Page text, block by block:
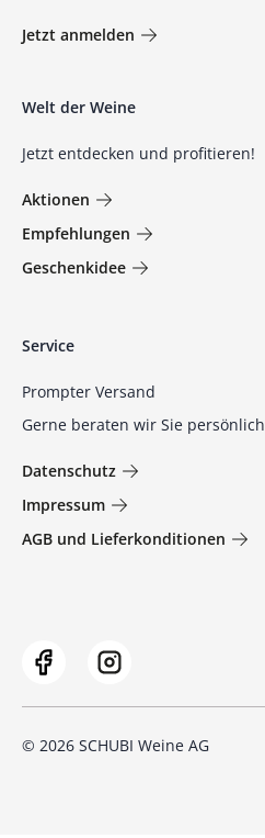
Jetzt anmelden
Welt der Weine
Jetzt entdecken und profitieren!
Aktionen
Empfehlungen
Geschenkidee
Service
Prompter Versand
Gerne beraten wir Sie persönlich
Datenschutz
Impressum
AGB und Lieferkonditionen
© 2026 SCHUBI Weine AG